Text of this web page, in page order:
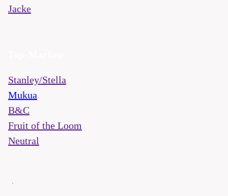
Jacke
Stanley/Stella
Mukua
B&C
Fruit of the Loom
Neutral